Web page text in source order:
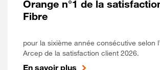
Orange n°1 de la
Fibre
pour la sixième année consécutive selon
Arcep de la satisfaction client 2026.
En savoir plus